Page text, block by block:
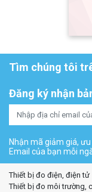
Tìm chúng tôi
Đăng ký nhận
Nhận mã giảm giá,
Email của bạn mỗi
Thiết bị đo điện, điện tử
Thiết bị đo môi trường,